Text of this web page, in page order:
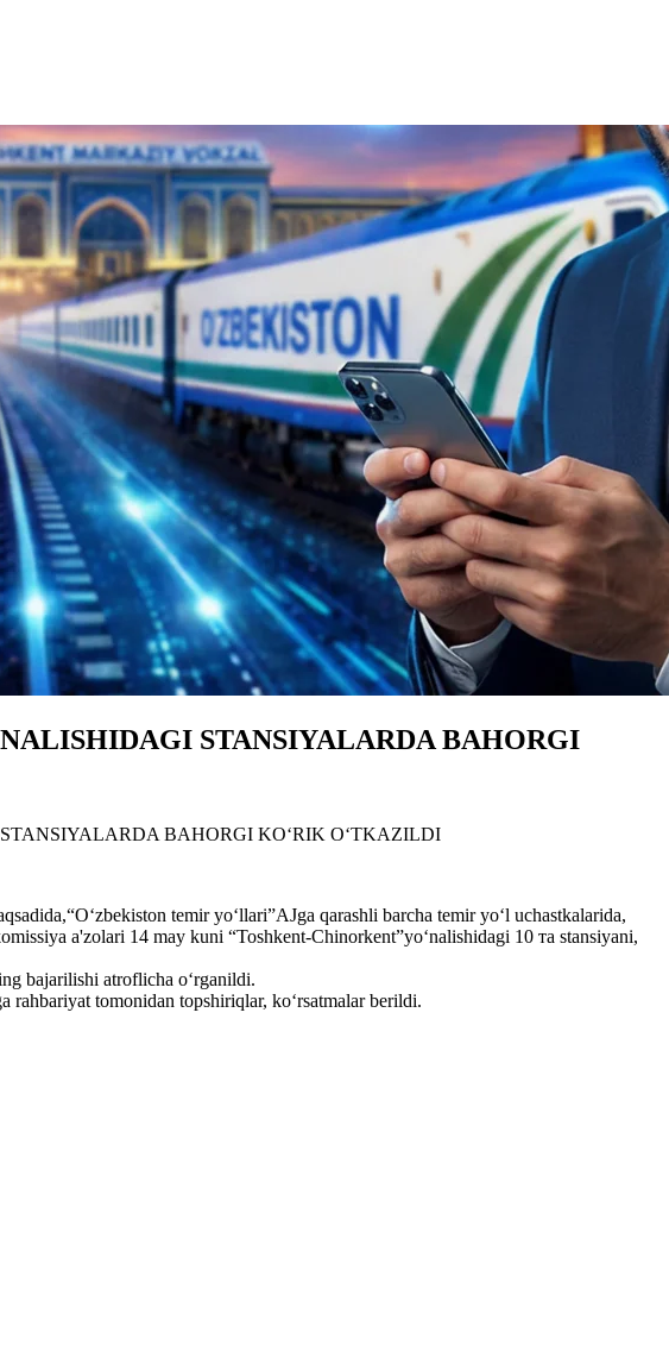
STANSIYALARDA BAHORGI
BAHORGI KO‘RIK O‘TKAZILDI
temir yo‘llari”AJga qarashli barcha temir yo‘l uchastkalarida,
a'zolari 14 may kuni “Toshkent-Chinorkent”yo‘nalishidagi 10 та stansiyani,
bajarilishi atroflicha o‘rganildi.
rahbariyat tomonidan topshiriqlar, ko‘rsatmalar berildi.